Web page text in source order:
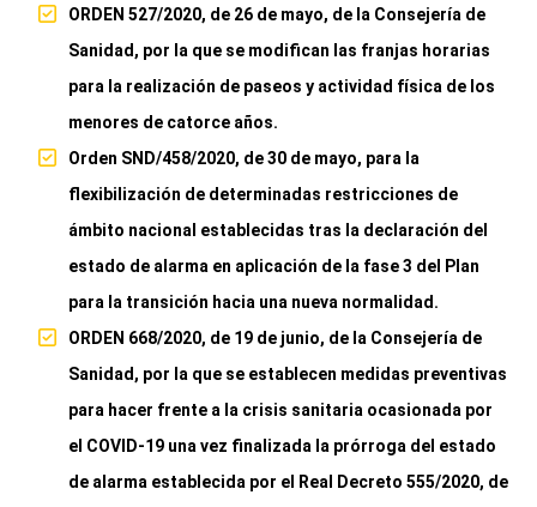
ORDEN 527/2020, de 26 de mayo, de la Consejería de
Sanidad, por la que se modifican las franjas horarias
para la realización de paseos y actividad física de los
menores de catorce años.
Orden SND/458/2020, de 30 de mayo, para la
flexibilización de determinadas restricciones de
ámbito nacional establecidas tras la declaración del
estado de alarma en aplicación de la fase 3 del Plan
para la transición hacia una nueva normalidad.
ORDEN 668/2020, de 19 de junio, de la Consejería de
Sanidad, por la que se establecen medidas preventivas
para hacer frente a la crisis sanitaria ocasionada por
el COVID-19 una vez finalizada la prórroga del estado
de alarma establecida por el Real Decreto 555/2020, de